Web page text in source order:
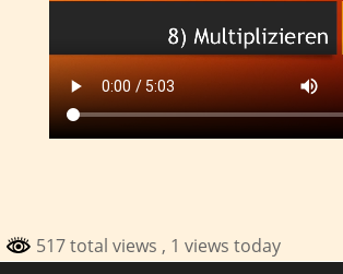
517 total views , 1 views today